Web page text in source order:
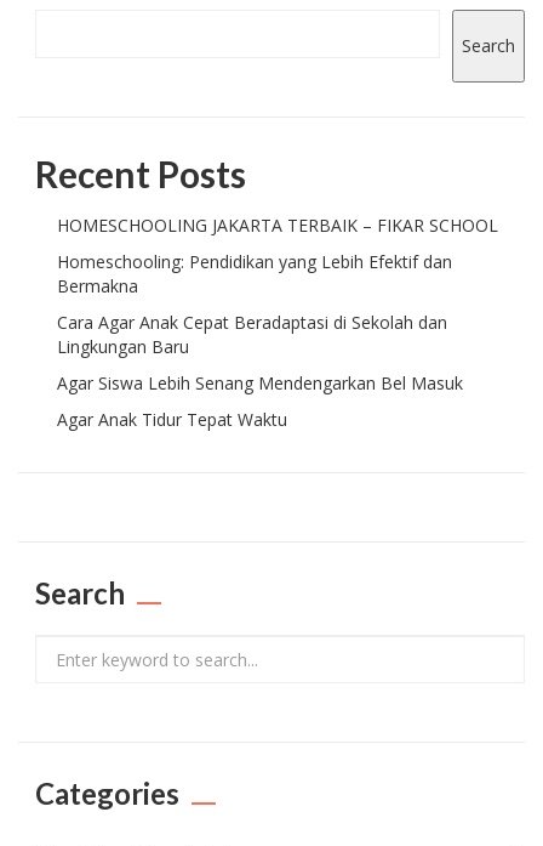
Search
Recent Posts
HOMESCHOOLING JAKARTA TERBAIK – FIKAR SCHOOL
Homeschooling: Pendidikan yang Lebih Efektif dan
Bermakna
Cara Agar Anak Cepat Beradaptasi di Sekolah dan
Lingkungan Baru
Agar Siswa Lebih Senang Mendengarkan Bel Masuk
Agar Anak Tidur Tepat Waktu
Search
Categories